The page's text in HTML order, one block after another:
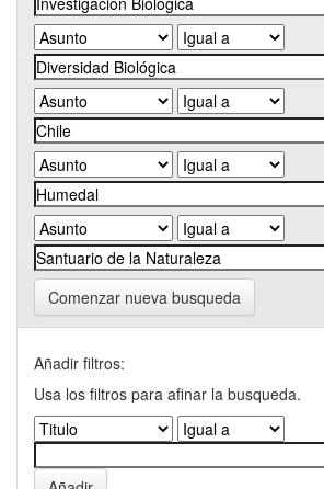
Comenzar nueva busqueda
Añadir filtros:
Usa los filtros para afinar la busqueda.